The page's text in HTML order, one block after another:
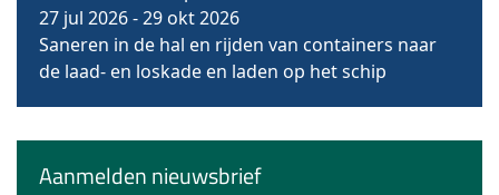
27 jul 2026-29 okt 2026
Saneren in de hal en rijden van containers naar
de laad- en loskade en laden op het schip
Aanmelden nieuwsbrief